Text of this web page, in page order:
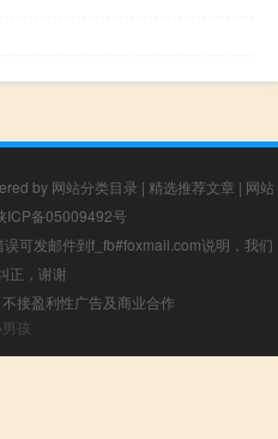
by 网站分类目录 | 精选推荐文章 | 网站
ICP备05009492号
可发邮件到f_fb#foxmail.com说明，我们
正，谢谢
接盈利性广告及商业合作
孩